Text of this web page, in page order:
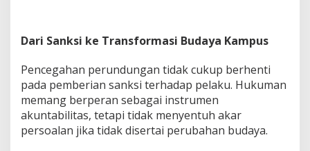
Dari Sanksi ke Transformasi Budaya Kampus
Pencegahan perundungan tidak cukup berhenti
pada pemberian sanksi terhadap pelaku. Hukuman
memang berperan sebagai instrumen
akuntabilitas, tetapi tidak menyentuh akar
persoalan jika tidak disertai perubahan budaya.